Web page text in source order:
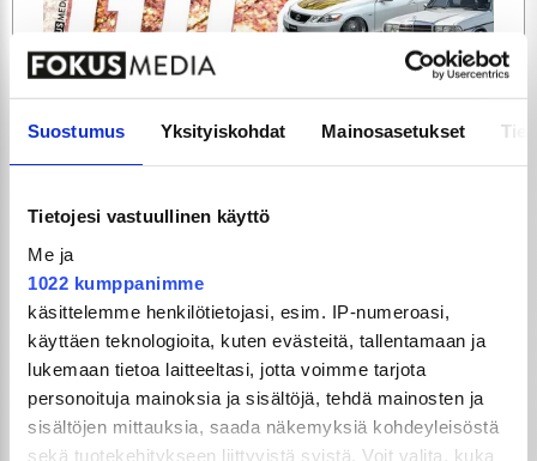
Suostumus Yksityiskohdat Mainosasetukset
Tietojesi vastuullinen käyttö
Me ja
1022 kumppanimme
käsittelemme henkilötietojasi, esim. IP-numeroasi,
käyttäen teknologioita, kuten evästeitä, tallentamaan ja
lukemaan tietoa laitteeltasi, jotta voimme tarjota
personoituja mainoksia ja sisältöjä, tehdä mainosten ja
sisältöjen mittauksia, saada näkemyksiä kohdeyleisöstä
sekä tuotekehitykseen liittyvistä syistä. Voit valita, kuka
TILAA
GTi-Magazinen numero 5 / 2026 julkaistaan
3.6.2026!
UUSIMMAT